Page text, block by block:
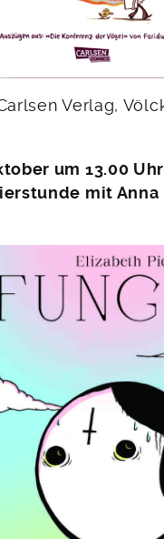
Verlag,
um 13.00 Uhr
mit